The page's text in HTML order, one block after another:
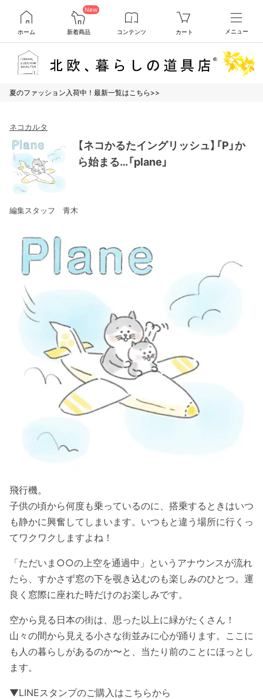
ホーム
New
新着商品 コンテンツ カート メニュー
夏のファッション入荷中！最新一覧はこちら>>
ネコカルタ
【ネコかるたイングリッシュ】「P」か
ら始まる…「plane」
編集スタッフ 青木
飛行機。
子供の頃から何度も乗っているのに、搭乗するときはいつ
も静かに興奮してしまいます。いつもと違う場所に行くっ
てワクワクしますよね！
「ただいま○○の上空を通過中」というアナウンスが流れ
たら、すかさず窓の下を覗き込むのも楽しみのひとつ。運
良く窓際に座れた時だけのお楽しみです。
空から見る日本の街は、思った以上に緑がたくさん！
山々の間から見える小さな街並みに心が踊ります。ここに
も人の暮らしがあるのか〜と、当たり前のことにほっとし
ます。
▼LINEスタンプのご購入はこちらから